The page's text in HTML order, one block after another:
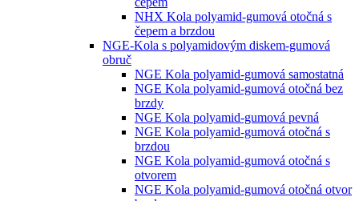
NHX Kola polyamid-gumová otočná s
čepem a brzdou
NGE-Kola s polyamidovým diskem-gumová
obruč
NGE Kola polyamid-gumová samostatná
NGE Kola polyamid-gumová otočná bez
brzdy
NGE Kola polyamid-gumová pevná
NGE Kola polyamid-gumová otočná s
brzdou
NGE Kola polyamid-gumová otočná s
otvorem
NGE Kola polyamid-gumová otočná otvor